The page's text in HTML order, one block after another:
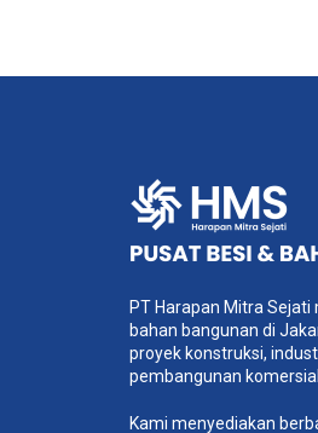
PT Harapan Mitra
bahan bangunan di
proyek konstruksi,
pembangunan komersial.
Kami menyediakan